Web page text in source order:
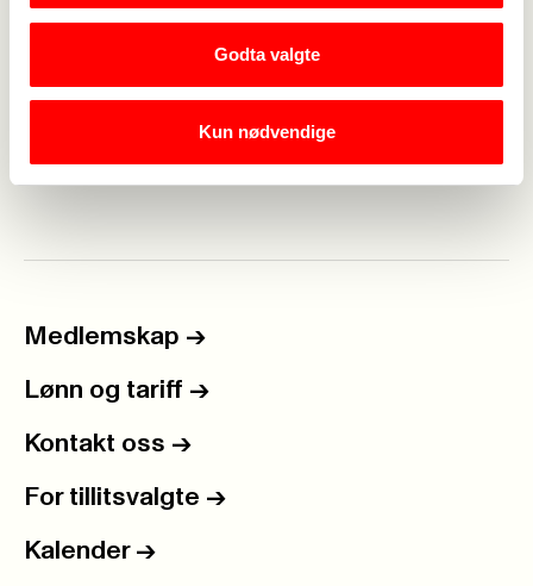
Godta valgte
Kun nødvendige
«For jeg vet hvilke tanker jeg har med dere, sier
Herren, fredstanker og ikke ulykkestanker. Jeg vil
gi dere fremtid og håp. «Jeremia 29:11
Med kollegial hilsen Thore Wiig Andersen Leder
Medlemskap ->
Lønn og tariff ->
Kontakt oss ->
For tillitsvalgte ->
Kalender ->